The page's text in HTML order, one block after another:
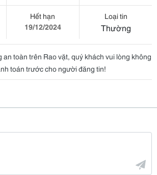
Hết hạn
19/12/2024
Loại tin
Thường
toàn trên Rao vặt, quý khách vui lòng không
toán trước cho người đăng tin!